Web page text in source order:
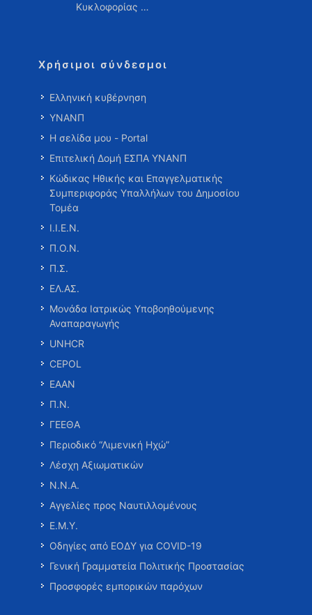
Κυκλοφορίας …
Χρήσιμοι σύνδεσμοι
Ελληνική κυβέρνηση
ΥΝΑΝΠ
Η σελίδα μου - Portal
Επιτελική Δομή ΕΣΠΑ ΥΝΑΝΠ
Κώδικας Ηθικής και Επαγγελματικής
Συμπεριφοράς Υπαλλήλων του Δημοσίου
Τομέα
Ι.Ι.Ε.Ν.
Π.Ο.Ν.
Π.Σ.
ΕΛ.ΑΣ.
Μονάδα Ιατρικώς Υποβοηθούμενης
Αναπαραγωγής
UNHCR
CEPOL
ΕΑΑΝ
Π.Ν.
ΓΕΕΘΑ
Περιοδικό “Λιμενική Ηχώ”
Λέσχη Αξιωματικών
Ν.Ν.Α.
Αγγελίες προς Ναυτιλλομένους
Ε.Μ.Υ.
Οδηγίες από ΕΟΔΥ για COVID-19
Γενική Γραμματεία Πολιτικής Προστασίας
Προσφορές εμπορικών παρόχων